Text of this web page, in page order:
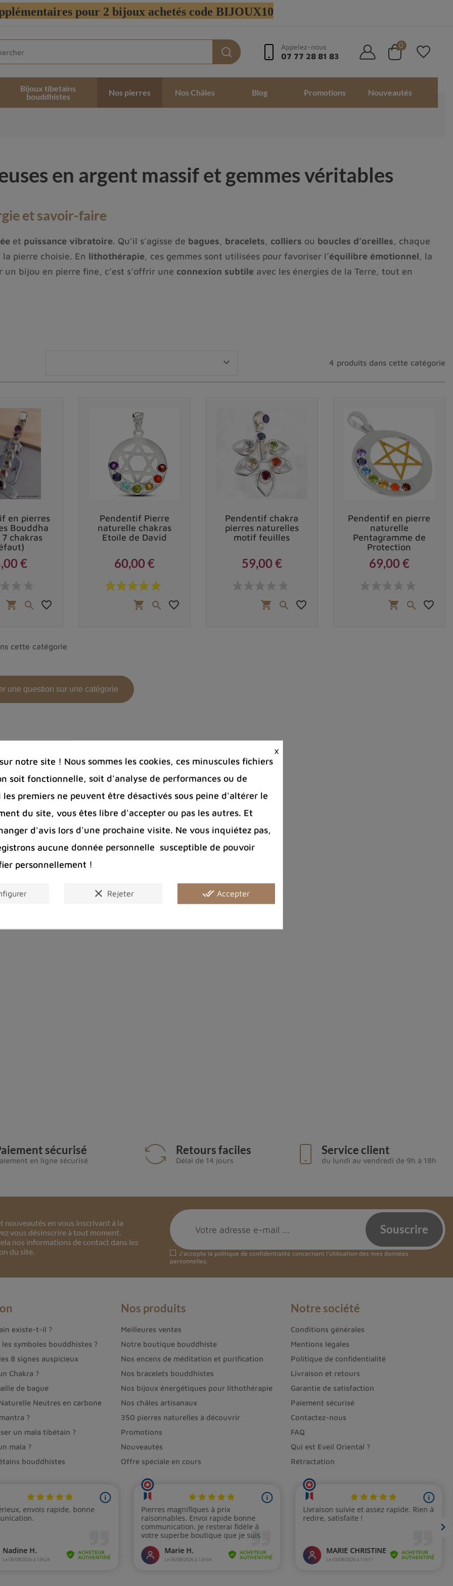
pour 2 bijoux achetés code BIJOUX10
Appelez-nous
07 77 28 81 83
0
Bijoux tibetains
bouddhistes
Nos pierres Nos Châles Blog Promotions Nouveautés
en argent massif et gemmes véritables
et savoir-faire
et puissance vibratoire. Qu’il s’agisse de bagues, bracelets, colliers ou boucles d’oreilles, chaque
pierre choisie. En lithothérapie, ces gemmes sont utilisées pour favoriser l’équilibre émotionnel, la
un bijou en pierre fine, c’est s’offrir une connexion subtile avec les énergies de la Terre, tout en
4 produits dans cette catégorie

en pierres
Bouddha
chakras
€
shopping_cart  favorite_border
Pendentif Pierre
naturelle chakras
Etoile de David
Prix
60,00 €
shopping_cart  favorite_border
Pendentif chakra
pierres naturelles
motif feuilles
59,00 €
shopping_cart  favorite_border
Pendentif en pierre
naturelle
Pentagramme de
Protection
69,00 €
shopping_cart  favorite_border
cette catégorie
une question sur une catégorie
sécurisé
en ligne sécurisé
Retours faciles
Délai de 14 jours
Service client
du lundi au vendredi de 9h à 18h
nouveautés en vous inscrivant à la
vous désinscrire à tout moment.
nos informations de contact dans les
du site.
J'accepte la politique de confidentialité concernant l'utilisation des mes données
personnelles.
existe-t-il ?
symboles bouddhistes ?
8 signes auspicieux
Chakra ?
de bague
Neutres en carbone
?
un mala tibétain ?
mala ?
bouddhistes
Nos produits
Meilleures ventes
Notre boutique bouddhiste
Nos encens de méditation et purification
Nos bracelets bouddhistes
Nos bijoux énergétiques pour lithothérapie
Nos châles artisanaux
350 pierres naturelles à découvrir
Promotions
Nouveautés
Offre spéciale en cours
Notre société
Conditions générales
Mentions légales
Politique de confidentialité
Livraison et retours
Garantie de satisfaction
Paiement sécurisé
Contactez-nous
FAQ
Qui est Eveil Oriental ?
Rétractation
×
notre site ! Nous sommes les cookies, ces minuscules fichiers
soit fonctionnelle, soit d'analyse de performances ou de
les premiers ne peuvent être désactivés sous peine d'altérer le
du site, vous êtes libre d'accepter ou pas les autres. Et
d'avis lors d'une prochaine visite. Ne vous inquiétez pas,
aucune donnée personnelle susceptible de pouvoir
personnellement !
clear Rejeter done_all Accepter